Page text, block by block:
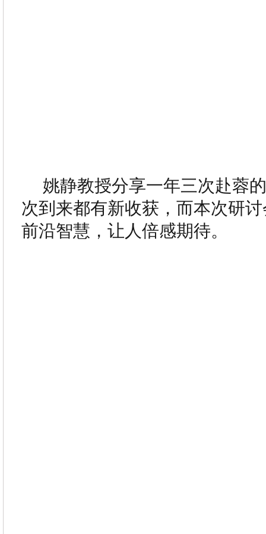
姚静教授分享一年三次赴蓉
次到来都有新收获，而本次研
前沿智慧，让人倍感期待。